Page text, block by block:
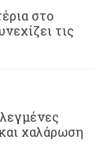
στο
τις
χαλάρωση